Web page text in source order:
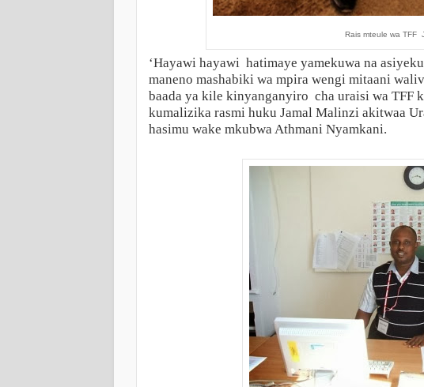
Rais mteule wa TFF
‘Hayawi hayawi hatimaye yamekuwa na
maneno mashabiki wa mpira wengi mitaani
baada ya kile kinyanganyiro cha uraisi wa TFF
kumalizika rasmi huku Jamal Malinzi akitwaa
hasimu wake mkubwa Athmani Nyamkani.